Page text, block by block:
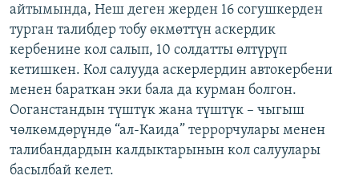
ЭЕ/АРнун бардык сайттары
айтымында, Неш деген жерден 16 согушкерден
турган талибдер тобу өкмөттүн аскердик
кербенине кол салып, 10 солдатты өлтүрүп
кетишкен. Кол салууда аскерлердин автокербени
менен бараткан эки бала да курман болгон.
Ооганстандын түштүк жана түштүк – чыгыш
чөлкөмдөрүндө “ал-Каида” террорчулары менен
талибандардын калдыктарынын кол салуулары
басылбай келет.